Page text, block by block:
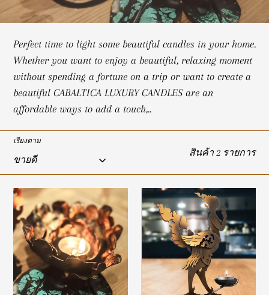
ล
ล
ก
ชั
น
Perfect time to light some beautiful candles in your home.
Whether you want to enjoy a beautiful, relaxing moment
without spending a fortune on a trip or want to create a
beautiful CABALTICA LUXURY CANDLES are an
affordable ways to add a touch,..
เรียงตาม
สินค้า 2 รายการ
INFLORECENT
ELEMENT
KINNAREE